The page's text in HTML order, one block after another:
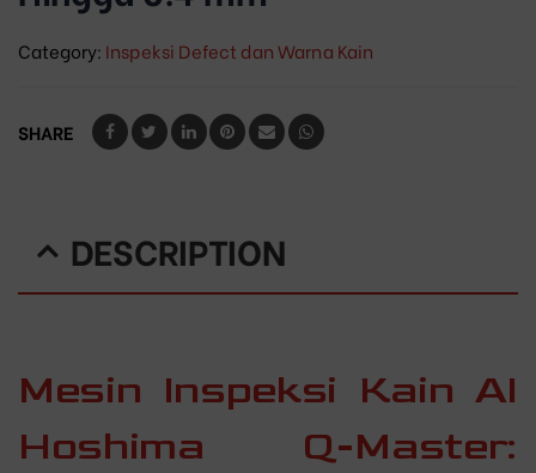
Category: Inspeksi Defect dan Warna Kain
SHARE
DESCRIPTION
Mesin Inspeksi Kain AI
Hoshima Q-Master: